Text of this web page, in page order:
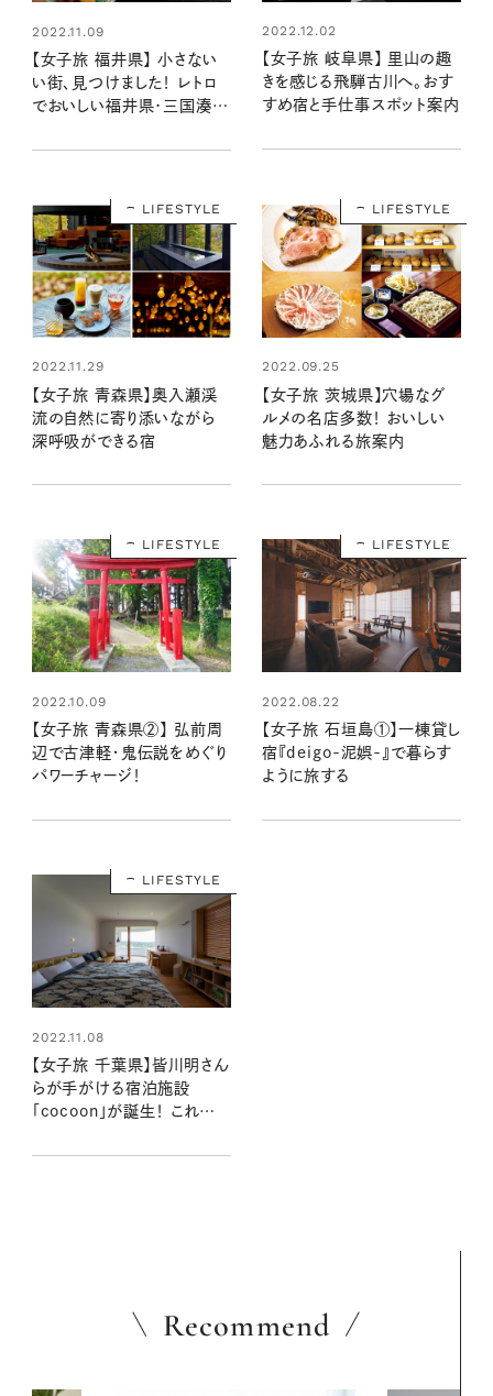
2022.11.09
【女子旅 福井県】 小さない
い街、見つけました！ レトロ
でおいしい福井県･三国湊町
2022.12.02
【女子旅 岐阜県】 里山の趣
きを感じる飛騨古川へ。おす
すめ宿と手仕事スポット案内
LIFESTYLE
2022.11.29
【女子旅 青森県】奥入瀬渓
流の自然に寄り添いながら
深呼吸ができる宿
LIFESTYLE
2022.09.25
【女子旅 茨城県】穴場なグ
ルメの名店多数！ おいしい
魅力あふれる旅案内
LIFESTYLE
2022.10.09
【女子旅 青森県②】 弘前周
辺で古津軽・鬼伝説をめぐり
パワーチャージ！
LIFESTYLE
2022.08.22
【女子旅 石垣島①】一棟貸し
宿『deigo-泥娯-』で暮らす
ように旅する
LIFESTYLE
2022.11.08
【女子旅 千葉県】皆川明さん
らが手がける宿泊施設
「cocoon」が誕生！ これから
Recommend